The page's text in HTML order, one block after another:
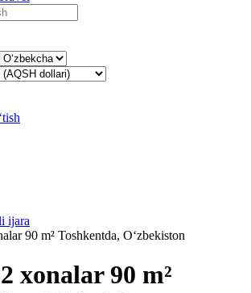
ijara
90 m² Toshkentda, Oʻzbekiston
xonalar 90 m²